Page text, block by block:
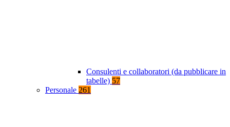
Consulenti e collaboratori (da pubblicare in
tabelle) 57
Personale 261